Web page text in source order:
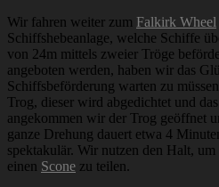
Wir fahren weiter zum Falkirk Wheel
Schiffshebeanlage, welche Schiffe
von 24m mittels zweier Tröge
angeboten werden, haben wir das
Schiffsbeförderung warten zu
Trog, dieser wird abgedichtet und
angekommen wir der Trog geöffnet
ganze Drehung dauert etwa 4
spektakulär. Wir nutzen den Halt,
einen Scone zu teilen.